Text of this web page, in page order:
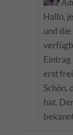
Hallo,
und
Eintrag
erst
Schön,
hat.